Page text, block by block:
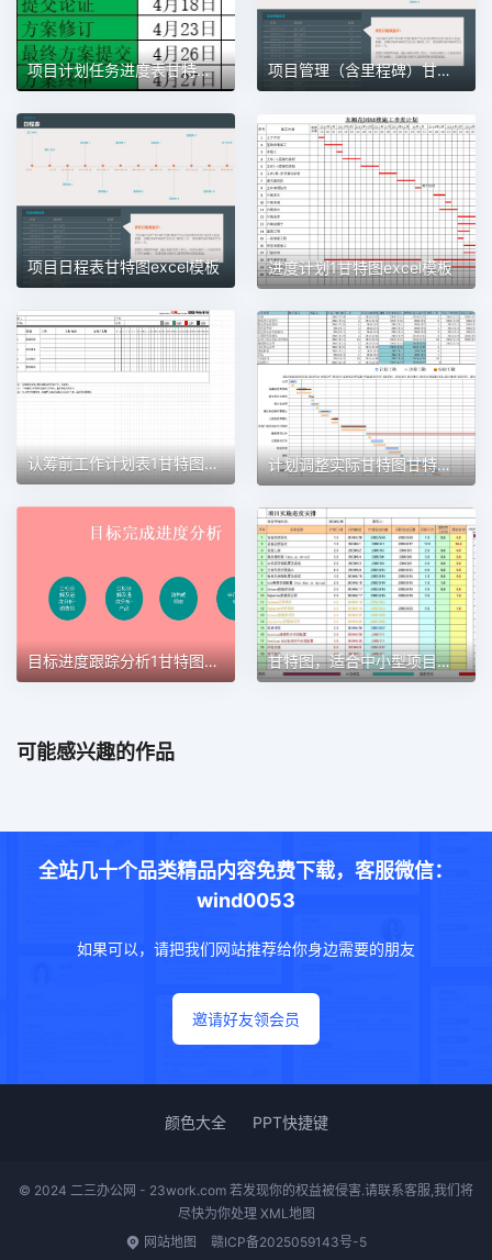
项目计划任务进度表甘特图1甘特图excel模板 项目管理（含里程碑）甘特图excel模板
项目日程表甘特图excel模板 进度计划1甘特图excel模板
认筹前工作计划表1甘特图excel模板 计划调整实际甘特图甘特图excel模板
目标进度跟踪分析1甘特图excel模板 甘特图，适合中小型项目管理使用甘特图excel模板
可能感兴趣的作品
全站几十个品类精品内容免费下载，客服微信：
wind0053
如果可以，请把我们网站推荐给你身边需要的朋友
邀请好友领会员
颜色大全 PPT快捷键
© 2024 二三办公网 - 23work.com 若发现你的权益被侵害.请联系客服,我们将
尽快为你处理 XML地图
网站地图
赣ICP备2025059143号-5